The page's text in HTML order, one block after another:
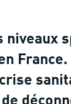
niveaux
France.